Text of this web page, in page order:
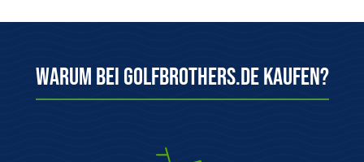
Warum bei Golfbrothers.de kaufen?